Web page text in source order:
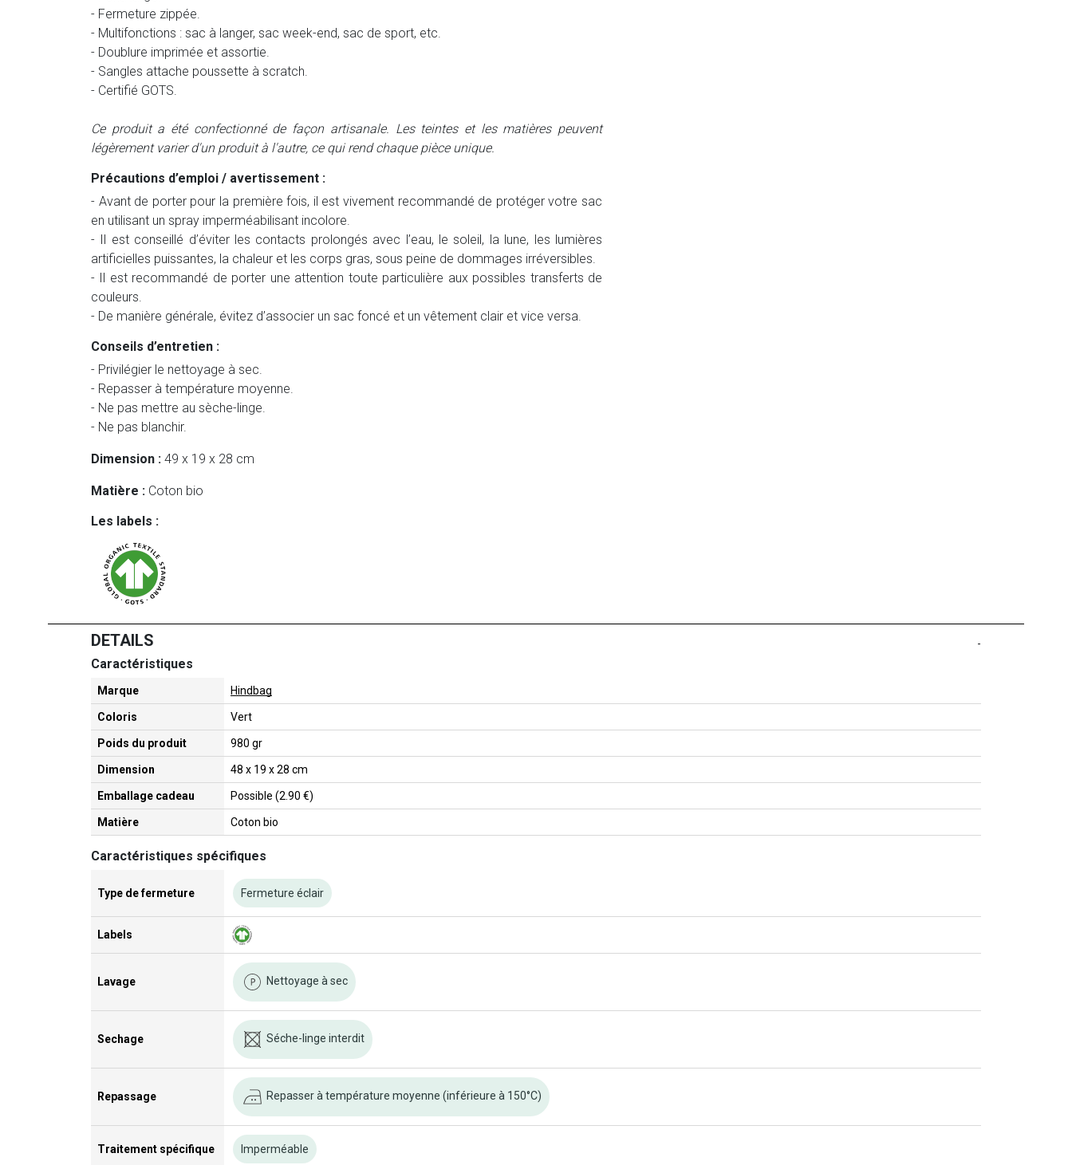
- Fermeture zippée.
- Multifonctions : sac à langer, sac week-end, sac de sport, etc.
- Doublure imprimée et assortie.
- Sangles attache poussette à scratch.
- Certifié GOTS.
Ce produit a été confectionné de façon artisanale. Les teintes et les matières peuvent
légèrement varier d'un produit à l'autre, ce qui rend chaque pièce unique.
Précautions d’emploi / avertissement :
- Avant de porter pour la première fois, il est vivement recommandé de protéger votre sac
en utilisant un spray imperméabilisant incolore.
- Il est conseillé d’éviter les contacts prolongés avec l’eau, le soleil, la lune, les lumières
artificielles puissantes, la chaleur et les corps gras, sous peine de dommages irréversibles.
- Il est recommandé de porter une attention toute particulière aux possibles transferts de
couleurs.
- De manière générale, évitez d’associer un sac foncé et un vêtement clair et vice versa.
Conseils d’entretien :
- Privilégier le nettoyage à sec.
- Repasser à température moyenne.
- Ne pas mettre au sèche-linge.
- Ne pas blanchir.
Dimension : 49 x 19 x 28 cm
Matière : Coton bio
Les labels :
DETAILS -
Caractéristiques
Marque Hindbag
Coloris Vert
Poids du produit 980 gr
Dimension 48 x 19 x 28 cm
Emballage cadeau Possible (2.90 €)
Matière Coton bio
Caractéristiques spécifiques
Type de fermeture Fermeture éclair
Labels
Lavage Nettoyage à sec
Sechage Séche-linge interdit
Repassage Repasser à température moyenne (inférieure à 150°C)
Traitement spécifique Imperméable